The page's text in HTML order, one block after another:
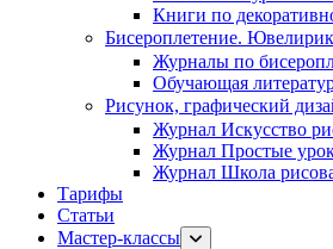
Книги по
Бисероплетение.
Журналы по
Обучающая
Рисунок, графический
Журнал Искусство
Журнал Простые
Журнал Школа
Тарифы
Статьи
Мастер-классы